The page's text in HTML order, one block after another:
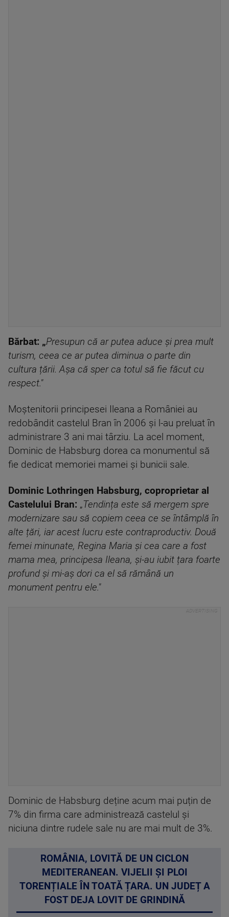
Bărbat: „Presupun că ar putea aduce și prea mult
turism, ceea ce ar putea diminua o parte din
cultura țării. Așa că sper ca totul să fie făcut cu
respect."
Moștenitorii principesei Ileana a României au
redobândit castelul Bran în 2006 și l-au preluat în
administrare 3 ani mai târziu. La acel moment,
Dominic de Habsburg dorea ca monumentul să
fie dedicat memoriei mamei și bunicii sale.
Dominic Lothringen Habsburg, coproprietar al
Castelului Bran: „Tendința este să mergem spre
modernizare sau să copiem ceea ce se întâmplă în
alte țări, iar acest lucru este contraproductiv. Două
femei minunate, Regina Maria și cea care a fost
mama mea, principesa Ileana, și-au iubit țara foarte
profund și mi-aș dori ca el să rămână un
monument pentru ele."
Dominic de Habsburg deține acum mai puțin de
7% din firma care administrează castelul și
niciuna dintre rudele sale nu are mai mult de 3%.
ROMÂNIA, LOVITĂ DE UN CICLON
MEDITERANEAN. VIJELII ȘI PLOI
TORENȚIALE ÎN TOATĂ ȚARA. UN JUDEȚ A
FOST DEJA LOVIT DE GRINDINĂ